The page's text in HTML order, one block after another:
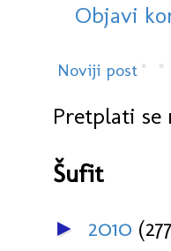
Objavi
Noviji post
Pretplati se
Šufit
► 2010